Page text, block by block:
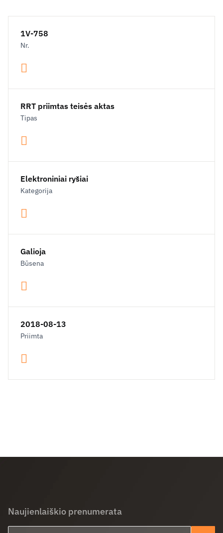
1V-758
Nr.
RRT priimtas teisės aktas
Tipas
Elektroniniai ryšiai
Kategorija
Galioja
Būsena
2018-08-13
Priimta
Naujienlaiškio prenumerata